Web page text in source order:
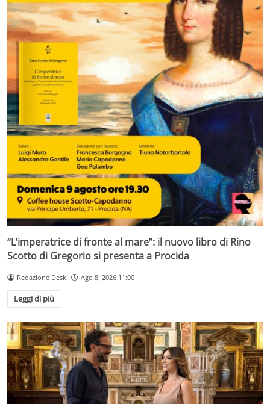
“L’imperatrice di fronte al mare”: il nuovo libro di Rino
Scotto di Gregorio si presenta a Procida
Redazione Desk Ago 8, 2026 11:00
Leggi di più